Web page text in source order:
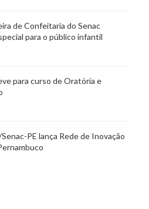
de Confeitaria do Senac
para o público infantil
para curso de Oratória e
PE lança Rede de Inovação